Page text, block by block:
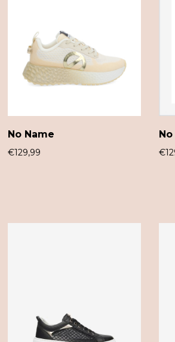
No Name
€129,99 €